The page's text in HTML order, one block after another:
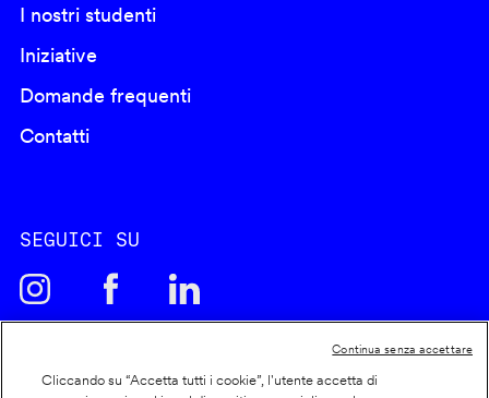
I nostri studenti
Iniziative
Domande frequenti
Contatti
SEGUICI SU
Cliccando su “Accetta tutti i cookie”, l'utente accetta di
Continua senza accettare